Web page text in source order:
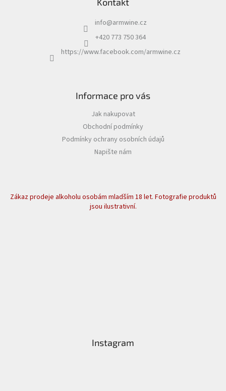
Kontakt
info@armwine.cz
+420 773 750 364
https://www.facebook.com/armwine.cz
Informace pro vás
Jak nakupovat
Obchodní podmínky
Podmínky ochrany osobních údajů
Napište nám
Zákaz prodeje alkoholu osobám mladším 18 let. Fotografie produktů
jsou ilustrativní.
Instagram